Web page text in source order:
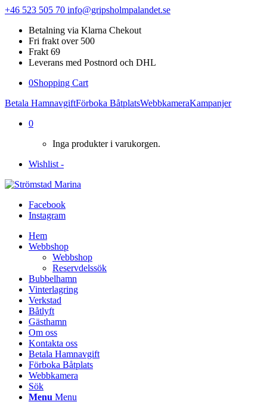
+46 523 505 70 info@gripsholmpalandet.se
Betalning via Klarna Chekout
Fri frakt over 500
Frakt 69
Leverans med Postnord och DHL
0Shopping Cart
Betala HamnavgiftFörboka BåtplatsWebbkameraKampanjer
0
Inga produkter i varukorgen.
Wishlist -
Facebook
Instagram
Hem
Webbshop
Webbshop
Reservdelssök
Bubbelhamn
Vinterlagring
Verkstad
Båtlyft
Gästhamn
Om oss
Kontakta oss
Betala Hamnavgift
Förboka Båtplats
Webbkamera
Sök
Menu Menu